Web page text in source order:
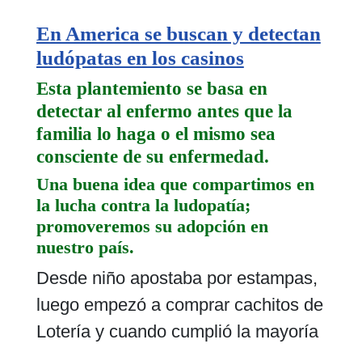
En America se buscan y detectan
ludópatas en los casinos
Esta plantemiento se basa en
detectar al enfermo antes que la
familia lo haga o el mismo sea
consciente de su enfermedad.
Una buena idea que compartimos en
la lucha contra la ludopatía;
promoveremos su adopción en
nuestro país.
Desde niño apostaba por estampas,
luego empezó a comprar cachitos de
Lotería y cuando cumplió la mayoría